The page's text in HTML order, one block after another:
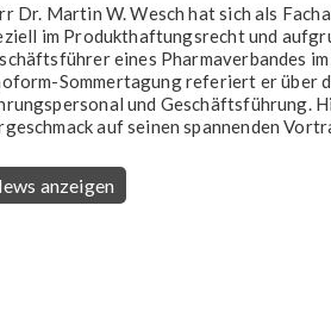
Dr. Martin W. Wesch hat sich als
im Produkthaftungsrecht und
eines Pharmaverbandes
Sommertagung referiert er über
und Geschäftsführung.
auf seinen spannenden
anzeigen